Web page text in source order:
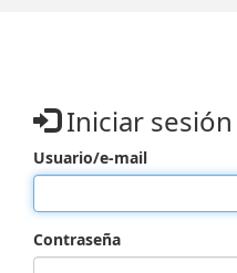
Iniciar sesión
Usuario/e-mail
Contraseña